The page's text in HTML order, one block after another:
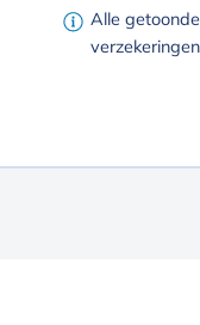
Alle
verzekeringen